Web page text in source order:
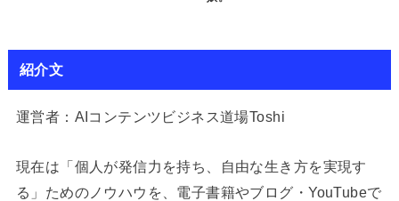
紹介文
運営者：AIコンテンツビジネス道場Toshi
現在は「個人が発信力を持ち、自由な生き方を実現す
る」ためのノウハウを、電子書籍やブログ・YouTubeで